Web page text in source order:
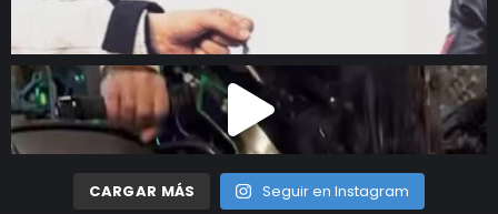
CARGAR MÁS Seguir en Instagram